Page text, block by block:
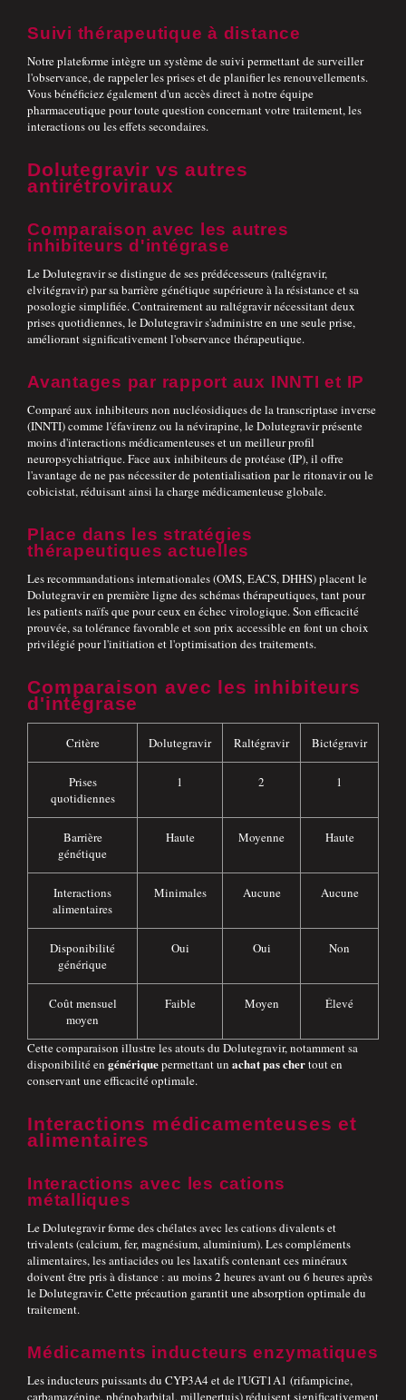
Suivi thérapeutique à distance
Notre plateforme intègre un système de suivi permettant de surveiller
l'observance, de rappeler les prises et de planifier les renouvellements.
Vous bénéficiez également d'un accès direct à notre équipe
pharmaceutique pour toute question concernant votre traitement, les
interactions ou les effets secondaires.
Dolutegravir vs autres
antirétroviraux
Comparaison avec les autres
inhibiteurs d'intégrase
Le Dolutegravir se distingue de ses prédécesseurs (raltégravir,
elvitégravir) par sa barrière génétique supérieure à la résistance et sa
posologie simplifiée. Contrairement au raltégravir nécessitant deux
prises quotidiennes, le Dolutegravir s'administre en une seule prise,
améliorant significativement l'observance thérapeutique.
Avantages par rapport aux INNTI et IP
Comparé aux inhibiteurs non nucléosidiques de la transcriptase inverse
(INNTI) comme l'éfavirenz ou la névirapine, le Dolutegravir présente
moins d'interactions médicamenteuses et un meilleur profil
neuropsychiatrique. Face aux inhibiteurs de protéase (IP), il offre
l'avantage de ne pas nécessiter de potentialisation par le ritonavir ou le
cobicistat, réduisant ainsi la charge médicamenteuse globale.
Place dans les stratégies
thérapeutiques actuelles
Les recommandations internationales (OMS, EACS, DHHS) placent le
Dolutegravir en première ligne des schémas thérapeutiques, tant pour
les patients naïfs que pour ceux en échec virologique. Son efficacité
prouvée, sa tolérance favorable et son prix accessible en font un choix
privilégié pour l'initiation et l'optimisation des traitements.
Comparaison avec les inhibiteurs
d'intégrase
Critère Dolutegravir Raltégravir Bictégravir
Prises
quotidiennes
1 2 1
Barrière
génétique
Haute Moyenne Haute
Interactions
alimentaires
Minimales Aucune Aucune
Disponibilité
générique
Oui Oui Non
Coût mensuel
moyen
Faible Moyen Élevé
Cette comparaison illustre les atouts du Dolutegravir, notamment sa
disponibilité en génériquepermettant un achatpas chertout en
conservant une efficacité optimale.
Interactions médicamenteuses et
alimentaires
Interactions avec les cations
métalliques
Le Dolutegravir forme des chélates avec les cations divalents et
trivalents (calcium, fer, magnésium, aluminium). Les compléments
alimentaires, les antiacides ou les laxatifs contenant ces minéraux
doivent être pris à distance : au moins 2 heures avant ou 6 heures après
le Dolutegravir. Cette précaution garantit une absorption optimale du
traitement.
Médicaments inducteurs enzymatiques
Les inducteurs puissants du CYP3A4 et de l'UGT1A1 (rifampicine,
carbamazépine, phénobarbital, millepertuis) réduisent significativement